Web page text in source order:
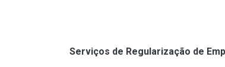
Serviços de Regularização de